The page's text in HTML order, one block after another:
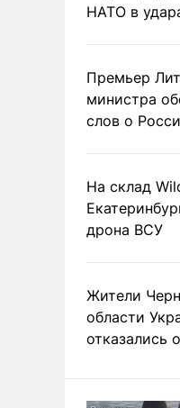
НАТО в
Премьер
министра
слов о
На склад
дрона ВСУ
Жители
области
отказались